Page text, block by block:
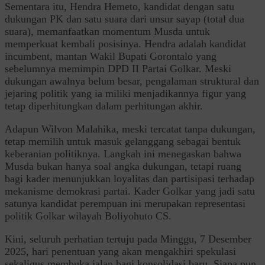
Sementara itu, Hendra Hemeto, kandidat dengan satu
dukungan PK dan satu suara dari unsur sayap (total dua
suara), memanfaatkan momentum Musda untuk
memperkuat kembali posisinya. Hendra adalah kandidat
incumbent, mantan Wakil Bupati Gorontalo yang
sebelumnya memimpin DPD II Partai Golkar. Meski
dukungan awalnya belum besar, pengalaman struktural dan
jejaring politik yang ia miliki menjadikannya figur yang
tetap diperhitungkan dalam perhitungan akhir.
Adapun Wilvon Malahika, meski tercatat tanpa dukungan,
tetap memilih untuk masuk gelanggang sebagai bentuk
keberanian politiknya. Langkah ini menegaskan bahwa
Musda bukan hanya soal angka dukungan, tetapi ruang
bagi kader menunjukkan loyalitas dan partisipasi terhadap
mekanisme demokrasi partai. Kader Golkar yang jadi satu
satunya kandidat perempuan ini merupakan representasi
politik Golkar wilayah Boliyohuto CS.
Kini, seluruh perhatian tertuju pada Minggu, 7 Desember
2025, hari penentuan yang akan mengakhiri spekulasi